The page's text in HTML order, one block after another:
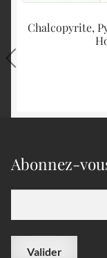
Chalcopyrite,
Abonnez-